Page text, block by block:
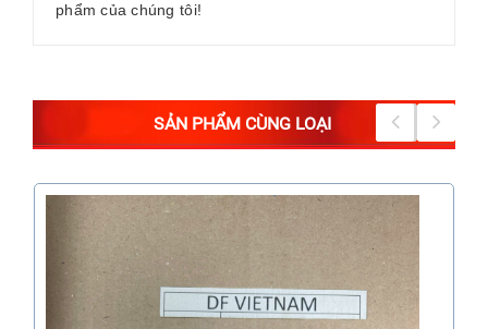
phẩm của chúng tôi!
SẢN PHẨM CÙNG LOẠI